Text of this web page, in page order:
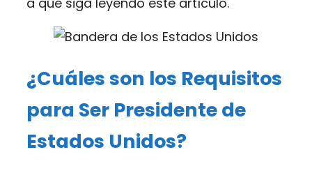
¿Cuáles son los Requisitos
para Ser Presidente de
Estados Unidos?